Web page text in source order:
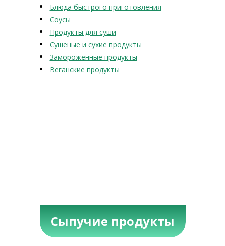
Блюда быстрого приготовления
Соусы
Продукты для суши
Сушеные и сухие продукты
Замороженные продукты
Веганские продукты
Сыпучие продукты